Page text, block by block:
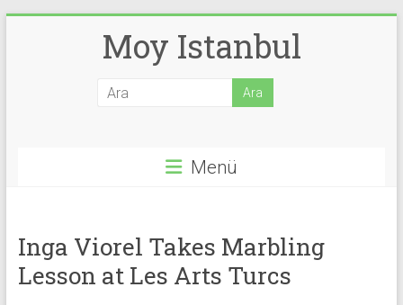
Moy Istanbul
Menü
Inga Viorel Takes Marbling
Lesson at Les Arts Turcs